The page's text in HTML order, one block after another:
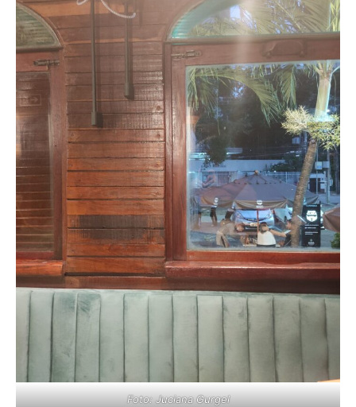
Foto: Juciana Gurgel